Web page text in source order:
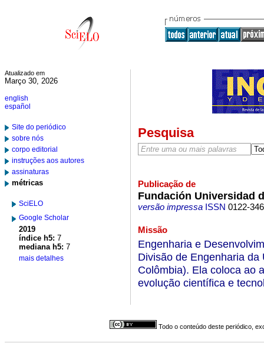
Atualizado em
Março 30, 2026
english
español
Site do periódico
sobre nós
corpo editorial
instruções aos autores
assinaturas
métricas
SciELO
Google Scholar
2019
índice h5: 7
mediana h5: 7
mais detalhes
Pesquisa
Publicação de
Fundación Universidad
versão impressaISSN 0122-
Missão
Engenharia e
Divisão de Engenharia
Colômbia). Ela coloca ao
evolução científica e
Todo o conteúdo deste periódico,